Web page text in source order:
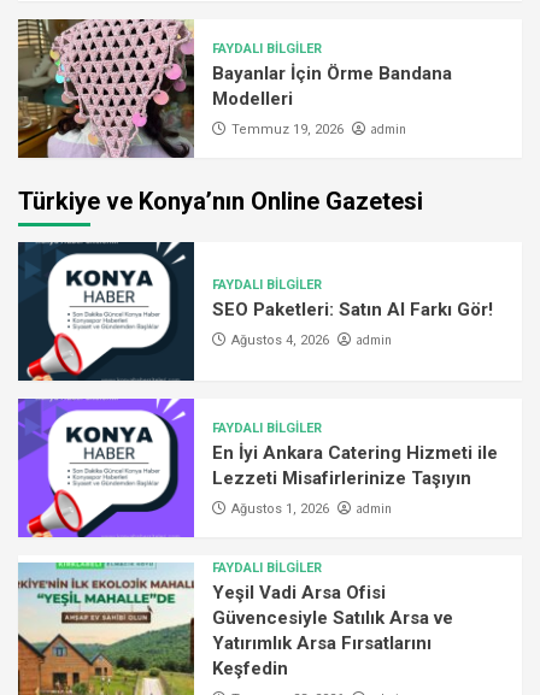
FAYDALI BİLGİLER
Bayanlar İçin Örme Bandana
Modelleri
Temmuz 19, 2026 admin
Türkiye ve Konya’nın Online Gazetesi
FAYDALI BİLGİLER
SEO Paketleri: Satın Al Farkı Gör!
Ağustos 4, 2026 admin
FAYDALI BİLGİLER
En İyi Ankara Catering Hizmeti ile
Lezzeti Misafirlerinize Taşıyın
Ağustos 1, 2026 admin
FAYDALI BİLGİLER
Yeşil Vadi Arsa Ofisi
Güvencesiyle Satılık Arsa ve
Yatırımlık Arsa Fırsatlarını
Keşfedin